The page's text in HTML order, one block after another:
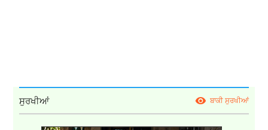
ਸੁਰਖੀਆਂ ਬਾਕੀ ਸੁਰਖੀਆਂ